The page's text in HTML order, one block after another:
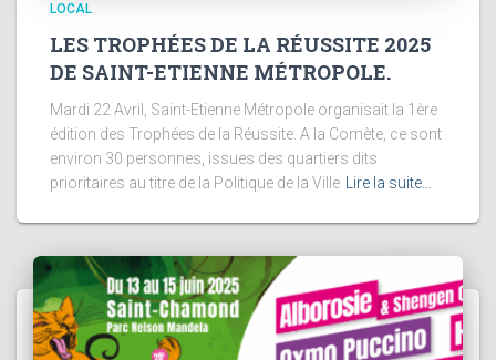
LOCAL
LES TROPHÉES DE LA RÉUSSITE 2025
DE SAINT-ETIENNE MÉTROPOLE.
Mardi 22 Avril, Saint-Etienne Métropole organisait la 1ère
édition des Trophées de la Réussite. A la Comète, ce sont
environ 30 personnes, issues des quartiers dits
prioritaires au titre de la Politique de la Ville Lire la suite…